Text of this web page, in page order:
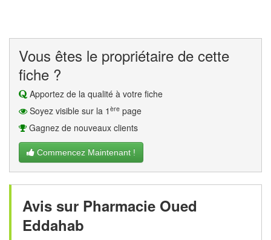
Vous êtes le propriétaire de cette
fiche ?
Apportez de la qualité à votre fiche
Soyez visible sur la 1 ère page
Gagnez de nouveaux clients
Commencez Maintenant !
Avis sur Pharmacie Oued
Eddahab